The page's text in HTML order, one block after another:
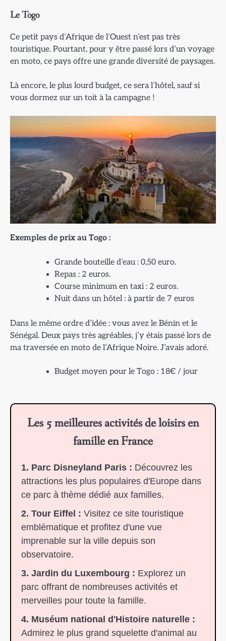
Le Togo
Ce petit pays d’Afrique de l’Ouest n’est pas très
touristique. Pourtant, pour y être passé lors d’un voyage
en moto, ce pays offre une grande diversité de paysages.
Là encore, le plus lourd budget, ce sera l’hôtel, sauf si
vous dormez sur un toit à la campagne !
Exemples de prix au Togo :
Grande bouteille d’eau : 0,50 euro.
Repas : 2 euros.
Course minimum en taxi : 2 euros.
Nuit dans un hôtel : à partir de 7 euros
Dans le même ordre d’idée : vous avez le Bénin et le
Sénégal. Deux pays très agréables, j’y étais passé lors de
ma traversée en moto de l’Afrique Noire. J’avais adoré.
Budget moyen pour le Togo : 18€ / jour
Les 5 meilleures activités de loisirs en
famille en France
1. Parc Disneyland Paris : Découvrez les
attractions les plus populaires d'Europe dans
ce parc à thème dédié aux familles.
2. Tour Eiffel : Visitez ce site touristique
emblématique et profitez d'une vue
imprenable sur la ville depuis son
observatoire.
3. Jardin du Luxembourg : Explorez un
parc offrant de nombreuses activités et
merveilles pour toute la famille.
4. Muséum national d'Histoire naturelle :
Admirez le plus grand squelette d'animal au